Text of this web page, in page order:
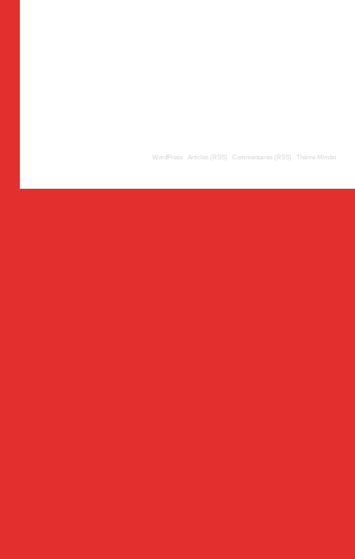
WordPress Articles (RSS) Commentaires (RSS) Thème Mimbo